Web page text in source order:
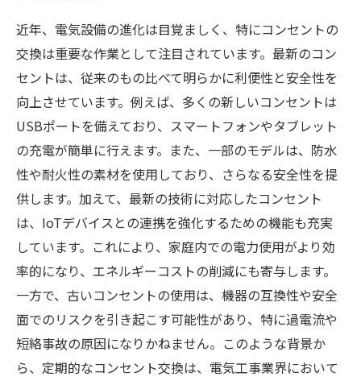
近年、電気設備の進化は目覚ましく、特にコンセントの
交換は重要な作業として注目されています。最新のコン
セントは、従来のもの比べて明らかに利便性と安全性を
向上させています。例えば、多くの新しいコンセントは
USBポートを備えており、スマートフォンやタブレット
の充電が簡単に行えます。また、一部のモデルは、防水
性や耐火性の素材を使用しており、さらなる安全性を提
供します。加えて、最新の技術に対応したコンセント
は、IoTデバイスとの連携を強化するための機能も充実
しています。これにより、家庭内での電力使用がより効
率的になり、エネルギーコストの削減にも寄与します。
一方で、古いコンセントの使用は、機器の互換性や安全
面でのリスクを引き起こす可能性があり、特に過電流や
短絡事故の原因になりかねません。このような背景か
ら、定期的なコンセント交換は、電気工事業界において